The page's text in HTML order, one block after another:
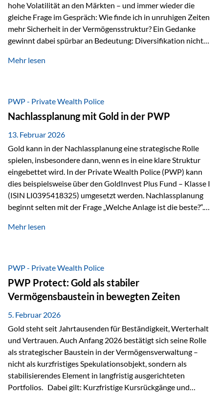
hohe Volatilität an den Märkten – und immer wieder die
gleiche Frage im Gespräch: Wie finde ich in unruhigen Zeiten
mehr Sicherheit in der Vermögensstruktur? Ein Gedanke
gewinnt dabei spürbar an Bedeutung: Diversifikation nicht
Wer Vermögen ausschließlich in einem Rechtsraum
Liechtenstein eine Rolle spielen: außerhalb der EU, ohne
Euro, mit einem eigenständigen Rechts- und Finanzplatz.
Und genau an dieser Stelle setzt der 3-Zellenschutz an –…
Mehr lesen
PWP - Private Wealth Police
Nachlassplanung mit Gold in der PWP
13. Februar 2026
Gold kann in der Nachlassplanung eine strategische Rolle
spielen, insbesondere dann, wenn es in eine klare Struktur
eingebettet wird. In der Private Wealth Police (PWP) kann
dies beispielsweise über den GoldInvest Plus Fund – Klasse I
(ISIN LI0395418325) umgesetzt werden. Nachlassplanung
beginnt selten mit der Frage „Welche Anlage ist die beste?“.
was bekommen – wann – und in welcher Struktur?Und vor
bei größeren Vermögen ist das entscheidend.
Mehr lesen
PWP - Private Wealth Police
PWP Protect: Gold als stabiler
Vermögensbaustein in bewegten Zeiten
5. Februar 2026
Gold steht seit Jahrtausenden für Beständigkeit, Werterhalt
und Vertrauen. Auch Anfang 2026 bestätigt sich seine Rolle
als strategischer Baustein in der Vermögensverwaltung –
nicht als kurzfristiges Spekulationsobjekt, sondern als
stabilisierendes Element in langfristig ausgerichteten
Portfolios. Dabei gilt: Kurzfristige Kursrückgänge und